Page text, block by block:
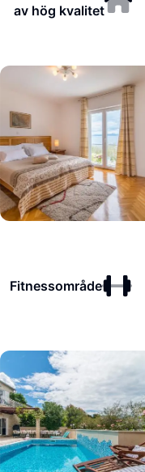
av hög kvalitet
Fitnessområde